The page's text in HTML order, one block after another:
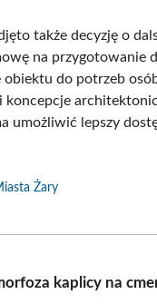
także decyzję o
na przygotowanie
do potrzeb
koncepcje
umożliwić lepszy
Żary
kaplicy na